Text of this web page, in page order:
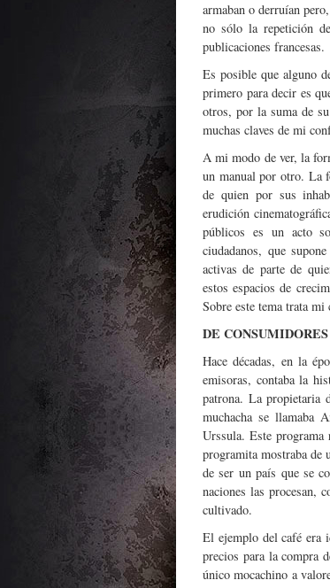
armaban o derruían
no sólo la repetición
publicaciones francesas.
Es posible que alguno
primero para decir es
otros, por la suma de
muchas claves de mi
A mi modo de ver, la
un manual por otro. La
de quien por sus
erudición
públicos es un acto
ciudadanos, que
activas de parte de
estos espacios de
Sobre este tema trata mi
DE
Hace décadas, en la
emisoras, contaba la
patrona. La propietaria
muchacha se llamaba
Urssula. Este
programita mostraba de
de ser un país que se
naciones las procesan,
cultivado.
El ejemplo del café era
precios para la compra
único mocachino a